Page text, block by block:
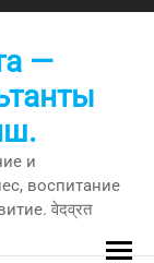
—
и
воспитание
वेदव्रत